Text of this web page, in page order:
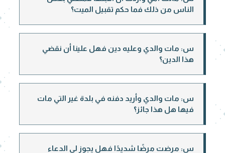
الناس من ذلك فما حكم تقبيل الميت؟
س: مات والدي وعليه دين فهل علينا أن نقضي
هذا الدين؟
س: مات والدي وأريد دفنه في بلدة غير التي مات
فيها هل هذا جائز؟
س: مرضت مرضًا شديدًا فهل يجوز لي الدعاء